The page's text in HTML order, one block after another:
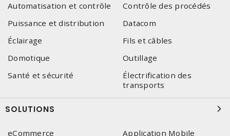
Automatisation et contrôle
Contrôle des procédés
Puissance et distribution
Datacom
Éclairage
Fils et câbles
Domotique
Outillage
Santé et sécurité
Électrification des
transports
SOLUTIONS
eCommerce
Application Mobile